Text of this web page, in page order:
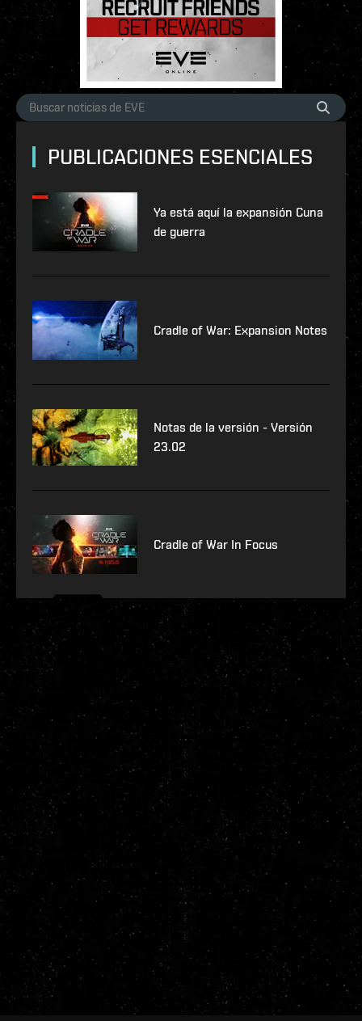
PUBLICACIONES ESENCIALES
Ya está aquí la expansión Cuna
de guerra
Cradle of War: Expansion Notes
Notas de la versión - Versión
23.02
Cradle of War In Focus